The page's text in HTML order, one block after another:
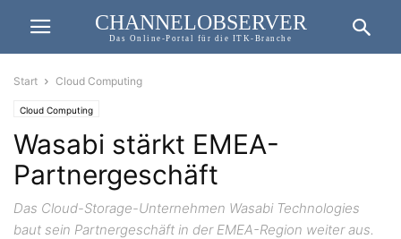
CHANNELOBSERVER
Das Online-Portal für die ITK-Branche
Start Cloud Computing
Cloud Computing
Wasabi stärkt EMEA-
Partnergeschäft
Das Cloud-Storage-Unternehmen Wasabi Technologies
baut sein Partnergeschäft in der EMEA-Region weiter aus.